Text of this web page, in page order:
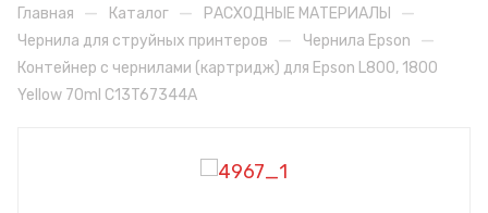
Главная — Каталог — РАСХОДНЫЕ МАТЕРИАЛЫ —
Чернила для струйных принтеров — Чернила Epson —
Контейнер с чернилами (картридж) для Epson L800, 1800
Yellow 70ml C13T67344A